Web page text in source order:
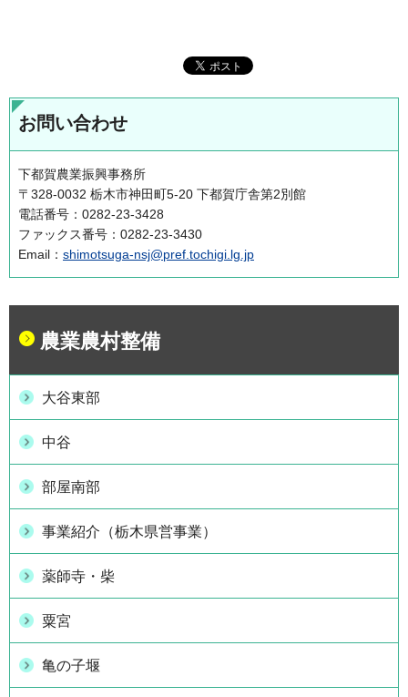
お問い合わせ
下都賀農業振興事務所
〒328-0032 栃木市神田町5-20 下都賀庁舎第2別館
電話番号：0282-23-3428
ファックス番号：0282-23-3430
Email： shimotsuga-nsj@pref.tochigi.lg.jp
農業農村整備
大谷東部
中谷
部屋南部
事業紹介（栃木県営事業）
薬師寺・柴
粟宮
亀の子堰